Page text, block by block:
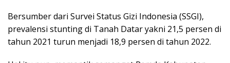
Bersumber dari Survei Status Gizi Indonesia (SSGI),
prevalensi stunting di Tanah Datar yakni 21,5 persen di
tahun 2021 turun menjadi 18,9 persen di tahun 2022.